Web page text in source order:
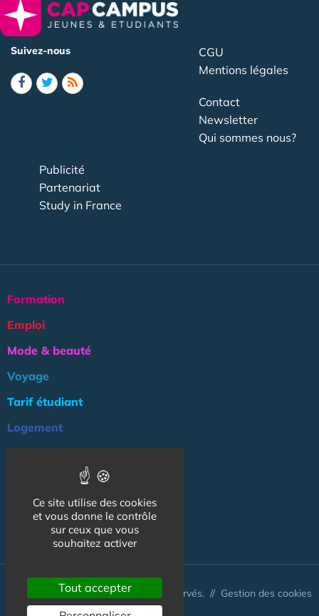
Suivez-nous
CGU
Mentions légales
Contact
Newsletter
Qui sommes nous?
Publicité
Partenariat
Study in France
Formation
Emploi
Mode & beauté
Voyage
Tarif étudiant
Logement
Association
NOS AUTRES SITES :
© CapCampus 2026 - Tous droits réservés. // Gestion des cookies
Ce site utilise des cookies
et vous donne le contrôle
sur ceux que vous
souhaitez activer
Tout accepter